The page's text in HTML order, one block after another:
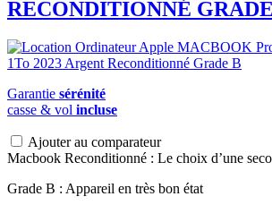
RECONDITIONNÉ
Garantie sérénité
casse & vol incluse
Ajouter au comparateur
Macbook Reconditionné : Le choix d’une
Grade B : Appareil en très bon état